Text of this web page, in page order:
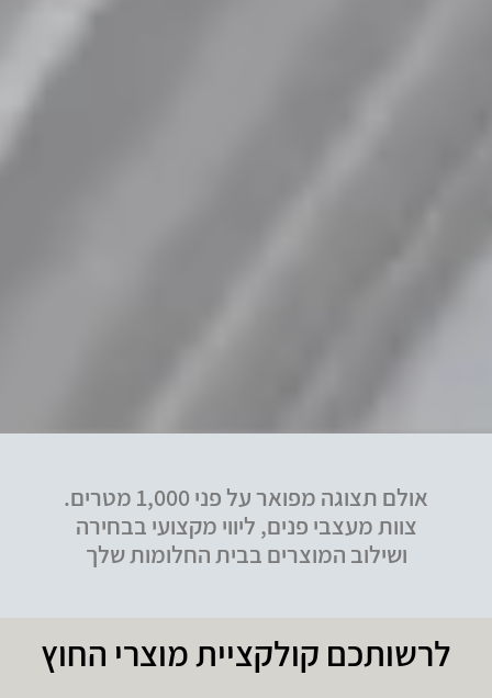
אולם תצוגה מפואר על פני 1,000 מטרים.
צוות מעצבי פנים, ליווי מקצועי בבחירה
ושילוב המוצרים בבית החלומות שלך
לרשותכם קולקציית מוצרי החוץ